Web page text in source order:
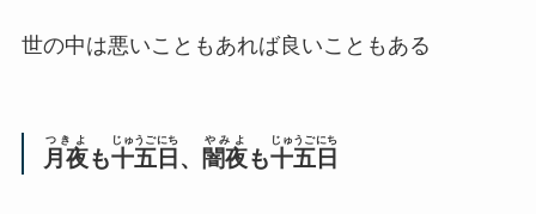
世の中は悪いこともあれば良いこともある
月夜
つきよ
も十五日
じゅうごにち
、 闇夜
やみよ
も十五日
じゅうごにち